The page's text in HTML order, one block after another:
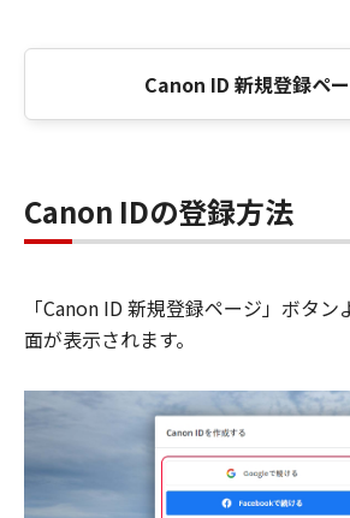
Canon ID 新規登録ペ
Canon IDの登録方法
「Canon ID 新規登録ページ」ボタ
面が表示されます。